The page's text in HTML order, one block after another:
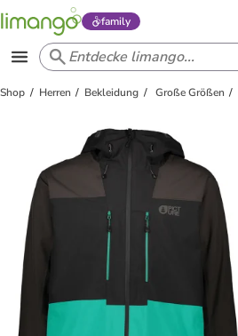
family
Shop Herren Bekleidung Große Größen